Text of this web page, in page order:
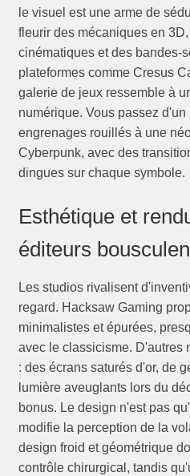
le visuel est une arme de
fleurir des mécaniques en
cinématiques et des bandes-
plateformes comme Cresus
galerie de jeux ressemble à
numérique. Vous passez
engrenages rouillés à une
Cyberpunk, avec des
dingues sur chaque symbole.
Esthétique et
éditeurs
Les studios rivalisent
regard. Hacksaw Gaming
minimalistes et épurées,
avec le classicisme. D'autres
: des écrans saturés d'or, de
lumière aveuglants lors du
bonus. Le design n'est pas
modifie la perception de la
design froid et géométrique
contrôle chirurgical, tandis